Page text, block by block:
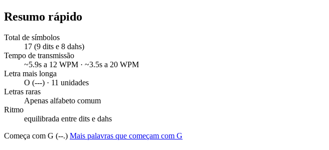
Resumo rápido
Total de símbolos
17 (9 dits e 8 dahs)
Tempo de transmissão
~5.9s a 12 WPM · ~3.5s a 20 WPM
Letra mais longa
O (---) · 11 unidades
Letras raras
Apenas alfabeto comum
Ritmo
equilibrada entre dits e dahs
Começa com G (--.) Mais palavras que começam com G